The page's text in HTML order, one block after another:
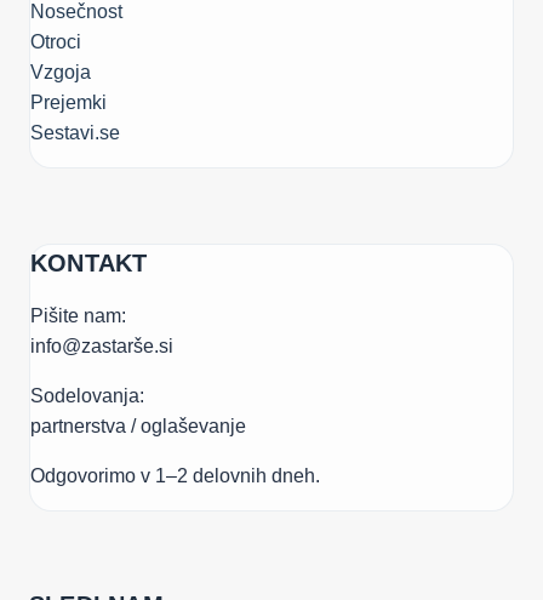
Nosečnost
Otroci
Vzgoja
Prejemki
Sestavi.se
KONTAKT
Pišite nam:
info@zastarše.si
Sodelovanja:
partnerstva / oglaševanje
Odgovorimo v 1–2 delovnih dneh.